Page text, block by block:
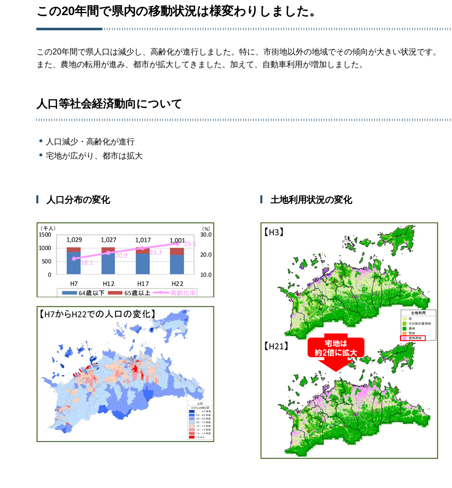
この20年間で県内の移動状況は様変わりしました。
この20年間で県人口は減少し、高齢化が進行しました。特に、市街地以外の地域でその傾向が大きい状況です。
また、農地の転用が進み、都市が拡大してきました。加えて、自動車利用が増加しました。
人口等社会経済動向について
人口減少・高齢化が進行
宅地が広がり、都市は拡大
人口分布の変化 土地利用状況の変化